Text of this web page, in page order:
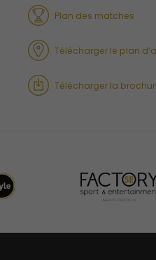
Plan des matches
Télécharger le plan
Télécharger la